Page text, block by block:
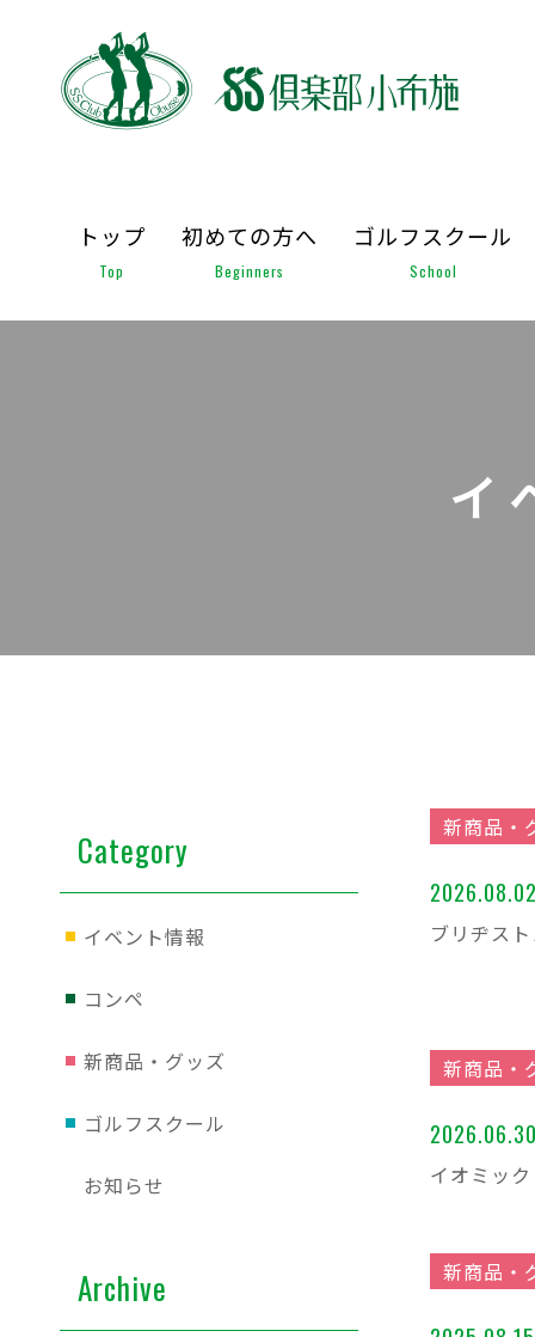
トップ
Top
初めての方へ
Beginners
ゴルフスクール
School
イ
新商品・
ブリヂス
新商品・
イオミッ
新商品・
Category
イベント情報
コンペ
新商品・グッズ
ゴルフスクール
お知らせ
Archive